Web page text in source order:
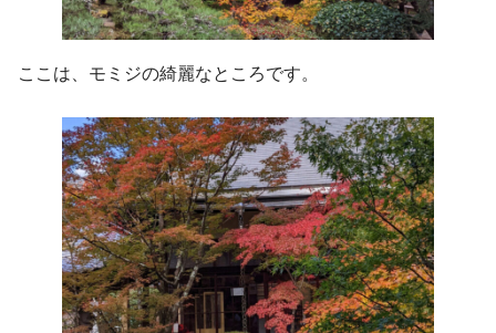
ここは、モミジの綺麗なところです。